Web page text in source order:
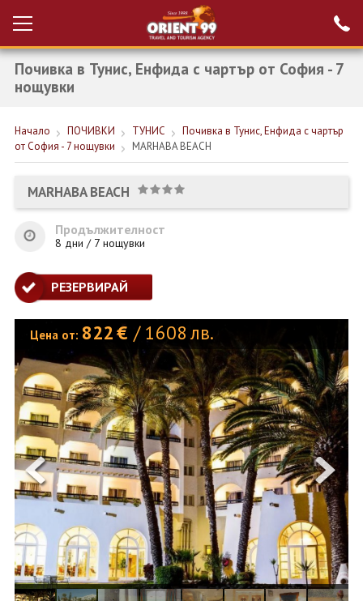
Вход за агенти
Проверка на
резервация
НОВА ГОДИНА ТУРЦИЯ
КРУИЗИ
ЕКЗОТИКА
ЕКСКУРЗИИ
ОЩЕ
ЗА НАС
КОНТАКТИ
ФИРМЕНИ ДОКУМЕНТИ
0700 144 34 Запитване
ПОСЛЕДВАЙТЕ НИ
Почивка в Тунис, Енфида с чартър от София - 7
нощувки
Начало ПОЧИВКИ ТУНИС
Почивка в Тунис, Енфида с чартър
от София - 7 нощувки
MARHABA BEACH
MARHABA BEACH
Продължителност
8 дни / 7 нощувки
РЕЗЕРВИРАЙ
Цена от: 822€ / 1608 лв.